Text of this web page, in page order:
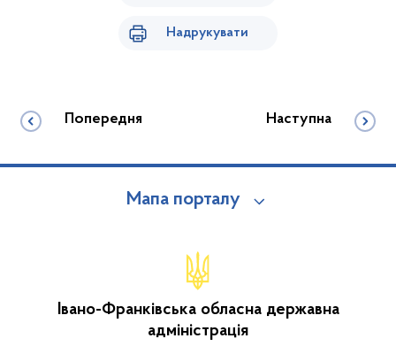
Надрукувати
Попередня Наступна
Мапа порталу
Івано-Франківська обласна державна
адміністрація